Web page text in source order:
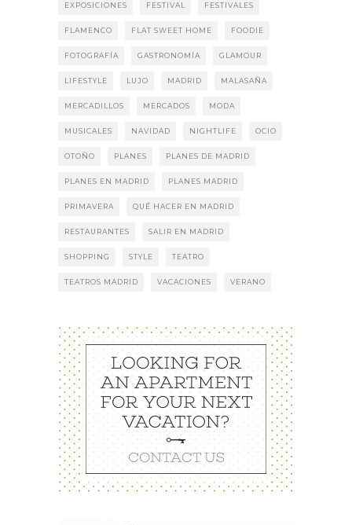
EXPOSICIONES FESTIVAL FESTIVALES
FLAMENCO FLAT SWEET HOME FOODIE
FOTOGRAFÍA GASTRONOMÍA GLAMOUR
LIFESTYLE LUJO MADRID MALASAÑA
MERCADILLOS MERCADOS MODA
MUSICALES NAVIDAD NIGHTLIFE OCIO
OTOÑO PLANES PLANES DE MADRID
PLANES EN MADRID PLANES MADRID
PRIMAVERA QUÉ HACER EN MADRID
RESTAURANTES SALIR EN MADRID
SHOPPING STYLE TEATRO
TEATROS MADRID VACACIONES VERANO